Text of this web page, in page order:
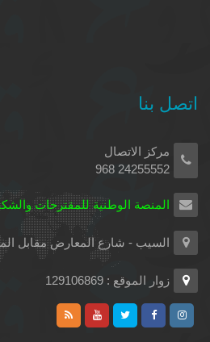
اتصل بنا
مركز الاتصال
24255552 968
المنصة الوطنية للمقترحات
السيب - شارع المعارض مقابل
زوار الموقع : 129106869